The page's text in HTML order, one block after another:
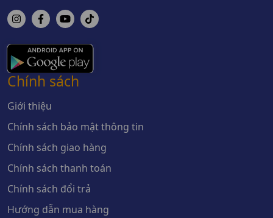
Chính sách
Giới thiệu
Chính sách bảo mật thông tin
Chính sách giao hàng
Chính sách thanh toán
Chính sách đổi trả
Hướng dẫn mua hàng